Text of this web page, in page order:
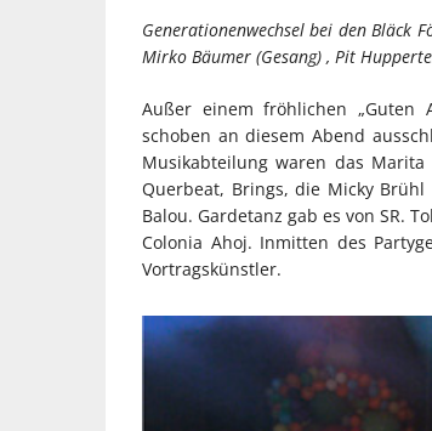
Generationenwechsel bei den Bläck
Mirko Bäumer (Gesang) , Pit
Außer einem fröhlichen „Guten
schoben an diesem Abend
Musikabteilung waren das Marita
Querbeat, Brings, die Micky
Balou. Gardetanz gab es von SR.
Colonia Ahoj. Inmitten des
Vortragskünstler.